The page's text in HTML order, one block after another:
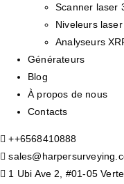
Scanner laser
Niveleurs
Analyseurs
Générateurs
Blog
À propos de nous
Contacts
++6568410888
1 Ubi Ave 2, #01-05